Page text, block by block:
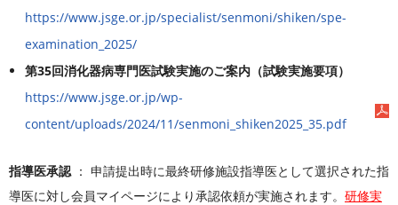
https://www.jsge.or.jp/specialist/senmoni/shiken/spe-
examination_2025/
第35回消化器病専門医試験実施のご案内（試験実施要項）
https://www.jsge.or.jp/wp-
content/uploads/2024/11/senmoni_shiken2025_35.pdf
指導医承認： 申請提出時に最終研修施設指導医として選択された指
導医に対し会員マイページにより承認依頼が実施されます。 研修実